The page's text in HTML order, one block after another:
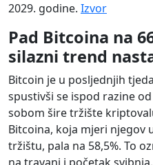
2029. godine. Izvor
Pad Bitcoina na
silazni trend
Bitcoin je u posljednjih
spustivši se ispod razine
sobom šire tržište
Bitcoina, koja mjeri
tržištu, pala na 58,5%. To